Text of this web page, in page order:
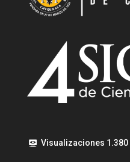
Visualizaciones 1.380